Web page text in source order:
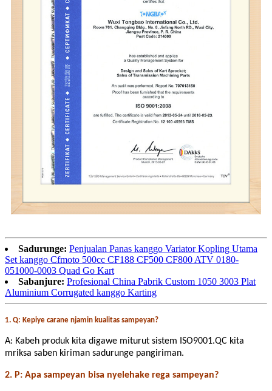
Sadurunge: Penjualan Panas kanggo Variator Kopling Utama
Set kanggo Cfmoto 500cc CF188 CF500 CF800 ATV 0180-
051000-0003 Quad Go Kart
Sabanjure: Profesional China Pabrik Custom 1050 3003 Plat
Aluminium Corrugated kanggo Karting
1. Q: Kepiye carane njamin kualitas sampeyan?
A: Kabeh produk kita digawe miturut sistem ISO9001.QC kita
mriksa saben kiriman sadurunge pangiriman.
2. P: Apa sampeyan bisa nyelehake rega sampeyan?